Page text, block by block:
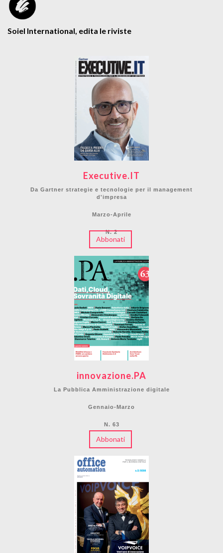
Soiel International, edita le riviste
Executive.IT
Da Gartner strategie e tecnologie per il management
d'impresa
Marzo-Aprile
N. 2
Abbonati
innovazione.PA
La Pubblica Amministrazione digitale
Gennaio-Marzo
N. 63
Abbonati